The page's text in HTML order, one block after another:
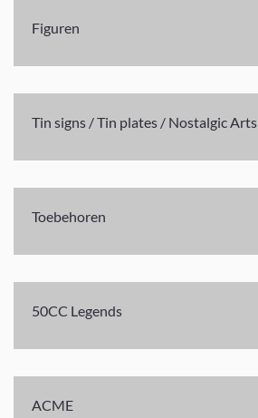
Figuren
Tin signs / Tin plates / Nostalgic Arts
Toebehoren
50CC Legends
ACME